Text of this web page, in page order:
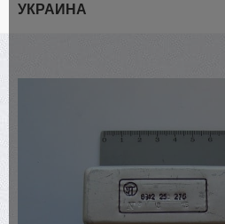
УКРАИНА